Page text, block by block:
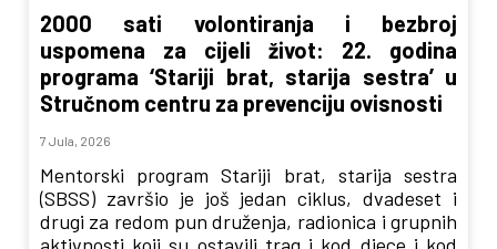
2000 sati volontiranja i bezbroj
uspomena za cijeli život: 22. godina
programa ‘Stariji brat, starija sestra’ u
Stručnom centru za prevenciju ovisnosti
7 Jula, 2026
Mentorski program Stariji brat, starija sestra
(SBSS) završio je još jedan ciklus, dvadeset i
drugi za redom pun druženja, radionica i grupnih